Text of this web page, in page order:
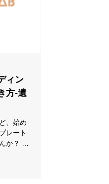
ィン
方-遺
、始め
レート
？ 本
書き方
。ま